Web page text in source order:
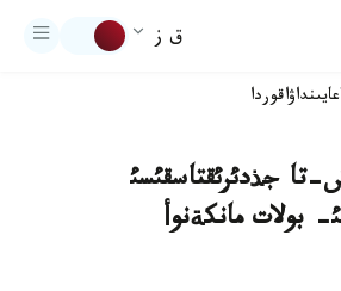
ق ز
اقوردا
تا جذدئرئقتاسقئسئ
بولات مانكةنوأ